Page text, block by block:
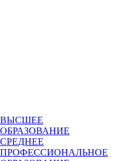
ВЫСШЕЕ
ОБРАЗОВАНИЕ
СРЕДНЕЕ
ПРОФЕССИОНАЛЬНОЕ